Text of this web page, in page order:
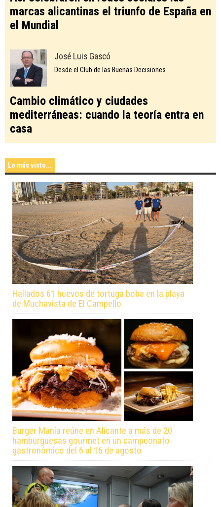
marcas alicantinas el triunfo de España en
el Mundial
José Luis Gascó
Desde el Club de las Buenas Decisiones
Cambio climático y ciudades
mediterráneas: cuando la teoría entra en
casa
Lo más visto...
Hallados 61 huevos de tortuga boba en la playa
de Muchavista de El Campello
Burger Manía reúne en Alicante a más de 20
hamburguesas gourmet en un campeonato
gastronómico del 6 al 16 de agosto